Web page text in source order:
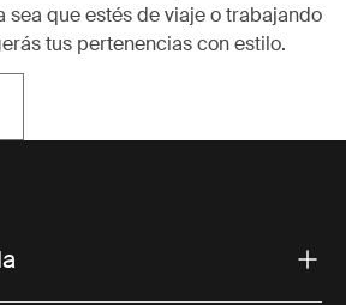
sea que estés de viaje o trabajando
tus pertenencias con estilo.
una nueva pestaña